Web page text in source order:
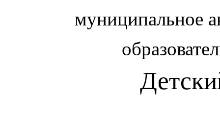
муниципальное